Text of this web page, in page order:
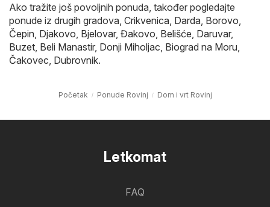
Ako tražite još povoljnih ponuda, također pogledajte
ponude iz drugih gradova, Crikvenica Darda Borovo
Čepin Djakovo Bjelovar, Đakovo Belišće Daruvar,
Buzet Beli Manastir, Donji Miholjac Biograd na Moru
Čakovec Dubrovnik.
Početak Ponude Rovinj Dom i vrt Rovinj
Letkomat
FAQ